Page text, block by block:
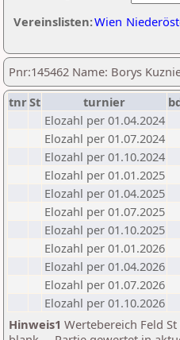
Vereinslisten:Wien
Pnr:145462 Name: Borys
tnrSt turnier
Elozahl per 01.04.2024
Elozahl per 01.07.2024
Elozahl per 01.10.2024
Elozahl per 01.01.2025
Elozahl per 01.04.2025
Elozahl per 01.07.2025
Elozahl per 01.10.2025
Elozahl per 01.01.2026
Elozahl per 01.04.2026
Elozahl per 01.07.2026
Elozahl per 01.10.2026
Hinweis1 Wertebereich Feld St